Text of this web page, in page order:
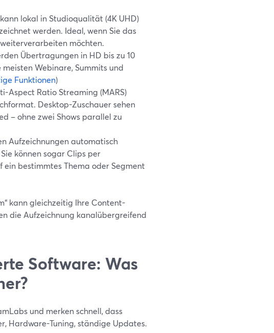
lokal in Studioqualität (4K UHD)
werden. Ideal, wenn Sie das
möchten.
Übertragungen in HD bis zu 10
Webinare, Summits und
Funktionen)
Aspect Ratio Streaming (MARS)
Desktop-Zuschauer sehen
– ohne zwei Shows parallel zu
Aufzeichnungen automatisch
können sogar Clips per
ein bestimmtes Thema oder Segment
kann gleichzeitig Ihre Content-
die Aufzeichnung kanalübergreifend
Software: Was
und merken schnell, dass
Hardware-Tuning, ständige Updates.